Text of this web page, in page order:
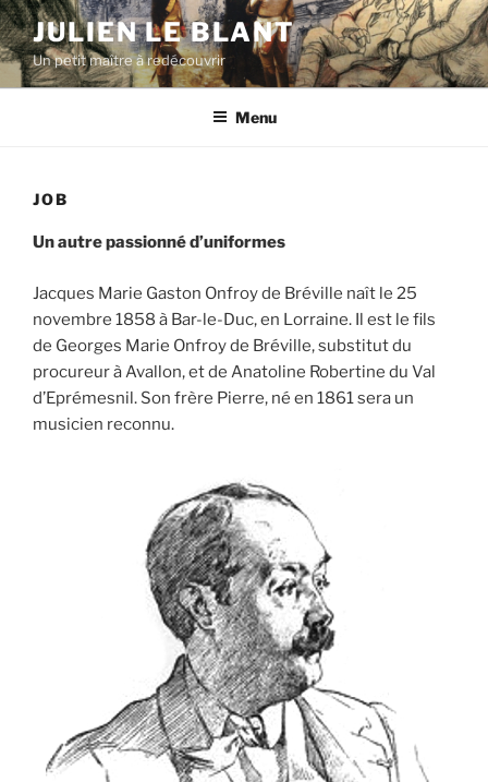
Aller
au
contenu
principal
JULIEN LE BLANT
Un petit maître à redécouvrir
Menu
JOB
Un autre passionné d’uniformes
Jacques Marie Gaston Onfroy de Bréville naît le 25
novembre 1858 à Bar-le-Duc, en Lorraine. Il est le fils
de Georges Marie Onfroy de Bréville, substitut du
procureur à Avallon, et de Anatoline Robertine du Val
d’Eprémesnil. Son frère Pierre, né en 1861 sera un
musicien reconnu.